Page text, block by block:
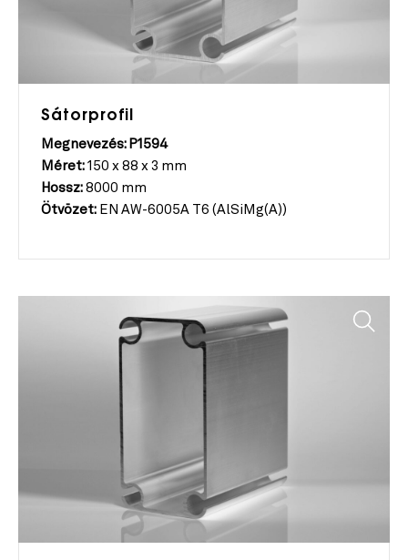
Sátorprofil
Megnevezés: P1594
Méret: 150 x 88 x 3 mm
Hossz: 8000 mm
Ötvözet: EN AW-6005A T6 (AlSiMg(A))